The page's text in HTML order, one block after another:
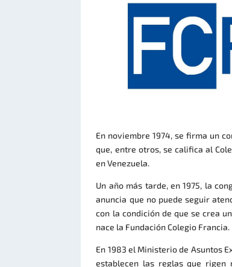
En noviembre 1974, se firma un
que, entre otros, se califica al
en Venezuela.
Un año más tarde, en 1975, la
anuncia que no puede seguir
con la condición de que se crea
nace la Fundación Colegio Francia.
En 1983 el Ministerio de Asuntos
establecen las reglas que rigen